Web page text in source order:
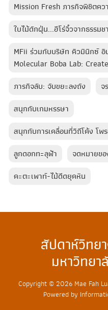
Mission Fresh ภารกิจพิชิตคว
ใบไม้ดักฝุ่น...ฮีโร่จิ๋วจากธรรมช
MFii ร่วมกับบริษัท คิวมินิกซ์ อิ
Molecular Boba Lab:
ภารกิจลับ: จับขยะลงถัง
จ
สนุกกับเกมหรรษา
สนุกกับการเคลื่อนที่วิถีโค้ง โพ
ลูกดอกทะลุฟ้า​
จดหมายข
คะตะเพาท์-ไม้ดีดยุคหิน
สัปดาห์วิทย
มหาวิทย
Copyright © 2026 Mae Fah
Powered by